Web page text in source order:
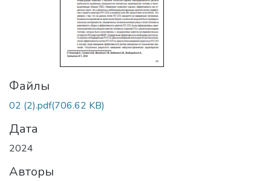
Файлы
02 (2).pdf(706.62 KB)
Дата
2024
Авторы